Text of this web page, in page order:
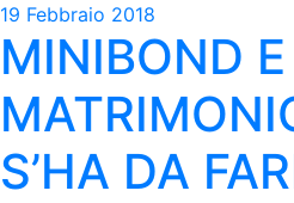
19 Febbraio 2018
MINIBOND
S’HA DA